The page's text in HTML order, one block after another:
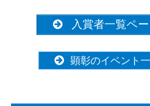
入賞者一覧ペ
顕彰のイベント